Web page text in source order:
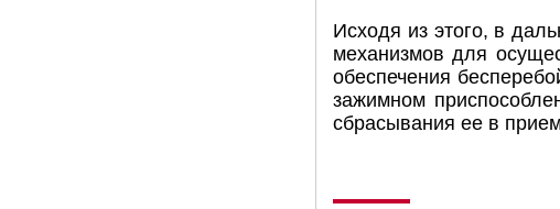
Исходя из этого, в
механизмов для
обеспечения
зажимном
сбрасывания ее в